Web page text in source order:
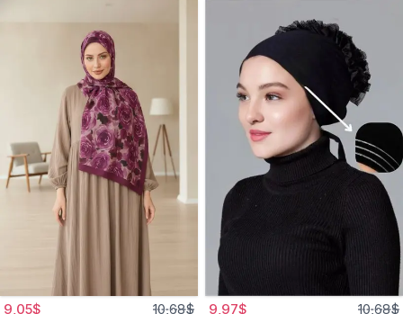
9,05$ 10,68$ 9,97$ 10,68$